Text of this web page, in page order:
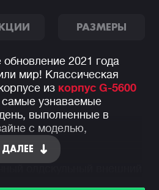
РАЗМЕРЫ
2021 года
мир! Классическая
из корпус G-5600
узнаваемые
выполненные в
с моделью,
ДАЛЕЕ